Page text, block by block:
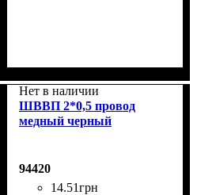
Нет в наличии
ШВВП 2*0,5 провод
медный черный
94420
14.51грн